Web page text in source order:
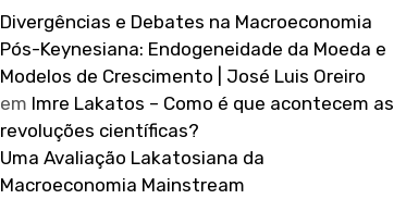
Divergências e Debates na Macroeconomia
Pós-Keynesiana: Endogeneidade da Moeda e
Modelos de Crescimento | José Luis Oreiro
em Imre Lakatos – Como é que acontecem as
revoluções científicas?
Uma Avaliação Lakatosiana da
Macroeconomia Mainstream